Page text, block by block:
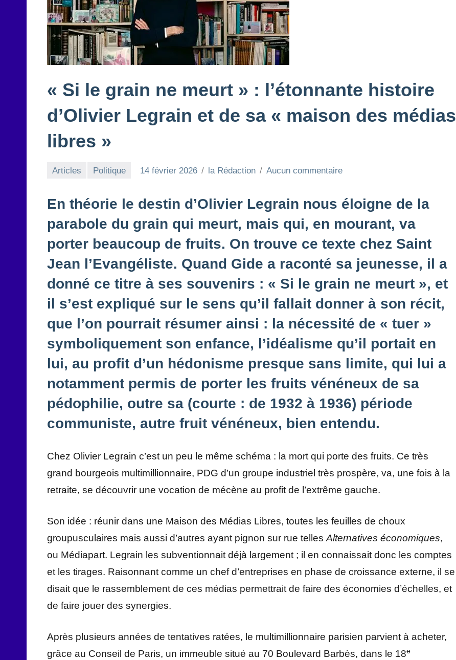
« Si le grain ne meurt » : l’étonnante histoire
d’Olivier Legrain et de sa « maison des médias
libres »
Articles Politique 14 février 2026 la Rédaction Aucun commentaire
En théorie le destin d’Olivier Legrain nous éloigne de la
parabole du grain qui meurt, mais qui, en mourant, va
porter beaucoup de fruits. On trouve ce texte chez Saint
Jean l’Evangéliste. Quand Gide a raconté sa jeunesse, il a
donné ce titre à ses souvenirs : « Si le grain ne meurt », et
il s’est expliqué sur le sens qu’il fallait donner à son récit,
que l’on pourrait résumer ainsi : la nécessité de « tuer »
symboliquement son enfance, l’idéalisme qu’il portait en
lui, au profit d’un hédonisme presque sans limite, qui lui a
notamment permis de porter les fruits vénéneux de sa
pédophilie, outre sa (courte : de 1932 à 1936) période
communiste, autre fruit vénéneux, bien entendu.
Chez Olivier Legrain c’est un peu le même schéma : la mort qui porte des fruits. Ce très
grand bourgeois multimillionnaire, PDG d’un groupe industriel très prospère, va, une fois à la
retraite, se découvrir une vocation de mécène au profit de l’extrême gauche.
Son idée : réunir dans une Maison des Médias Libres, toutes les feuilles de choux
groupusculaires mais aussi d’autres ayant pignon sur rue tellesAlternatives économiques,
ou Médiapart. Legrain les subventionnait déjà largement ; il en connaissait donc les comptes
et les tirages. Raisonnant comme un chef d’entreprises en phase de croissance externe, il se
disait que le rassemblement de ces médias permettrait de faire des économies d’échelles, et
de faire jouer des synergies.
Après plusieurs années de tentatives ratées, le multimillionnaire parisien parvient à acheter,
grâce au Conseil de Paris, un immeuble situé au 70 Boulevard Barbès, dans le 18e